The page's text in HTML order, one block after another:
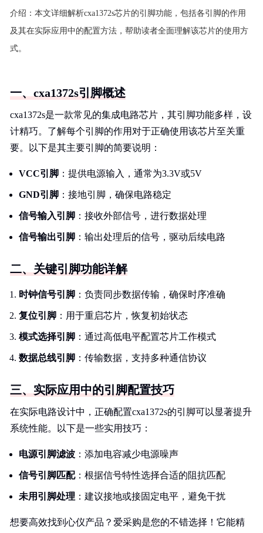
介绍： 本文详细解析cxa1372s芯片的引脚功能，包括各引脚的作用
及其在实际应用中的配置方法，帮助读者全面理解该芯片的使用方
式。
一、cxa1372s引脚概述
cxa1372s是一款常见的集成电路芯片，其引脚功能多样，设
计精巧。了解每个引脚的作用对于正确使用该芯片至关重
要。以下是其主要引脚的简要说明：
VCC引脚 ：提供电源输入，通常为3.3V或5V
GND引脚 ：接地引脚，确保电路稳定
信号输入引脚 ：接收外部信号，进行数据处理
信号输出引脚 ：输出处理后的信号，驱动后续电路
二、关键引脚功能详解
时钟信号引脚 ：负责同步数据传输，确保时序准确
复位引脚 ：用于重启芯片，恢复初始状态
模式选择引脚 ：通过高低电平配置芯片工作模式
数据总线引脚 ：传输数据，支持多种通信协议
三、实际应用中的引脚配置技巧
在实际电路设计中，正确配置cxa1372s的引脚可以显著提升
系统性能。以下是一些实用技巧：
电源引脚滤波 ：添加电容减少电源噪声
信号引脚匹配：根据信号特性选择合适的阻抗匹配
未用引脚处理 ：建议接地或接固定电平，避免干扰
想要高效找到心仪产品？爱采购是您的不错选择！它能精